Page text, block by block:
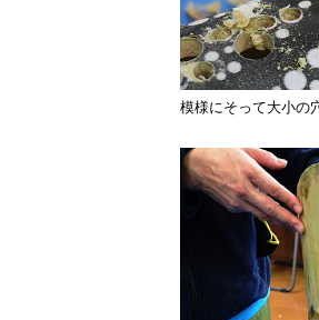
模様にそって大小の